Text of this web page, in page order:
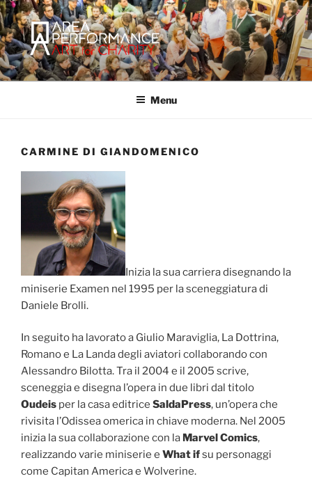
Salta
al
contenuto
AREA PERFORMANCE
Sito ufficiale della Onlus Area Performance.
Menu
CARMINE DI GIANDOMENICO
Inizia la sua carriera disegnando la
miniserie Examen nel 1995 per la sceneggiatura di
Daniele Brolli.
In seguito ha lavorato a Giulio Maraviglia, La Dottrina,
Romano e La Landa degli aviatori collaborando con
Alessandro Bilotta. Tra il 2004 e il 2005 scrive,
sceneggia e disegna l’opera in due libri dal titolo
Oudeis per la casa editrice SaldaPress, un’opera che
rivisita l’Odissea omerica in chiave moderna. Nel 2005
inizia la sua collaborazione con la Marvel Comics,
realizzando varie miniserie e What ifsu personaggi
come Capitan America e Wolverine.